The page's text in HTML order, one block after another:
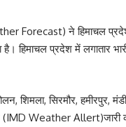
Forecast) ने हिमाचल
हिमाचल प्रदेश में लगातार
शिमला, सिरमौर, हमीरपुर,
(IMD Weather